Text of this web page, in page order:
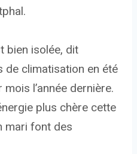
bien isolée, dit
de climatisation en été
l’année dernière.
plus chère cette
mari font des